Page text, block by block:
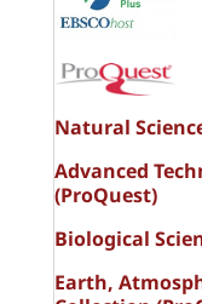
Natural
Advanced
(ProQuest)
Biological
Earth,